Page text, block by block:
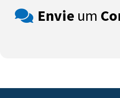
Envie um